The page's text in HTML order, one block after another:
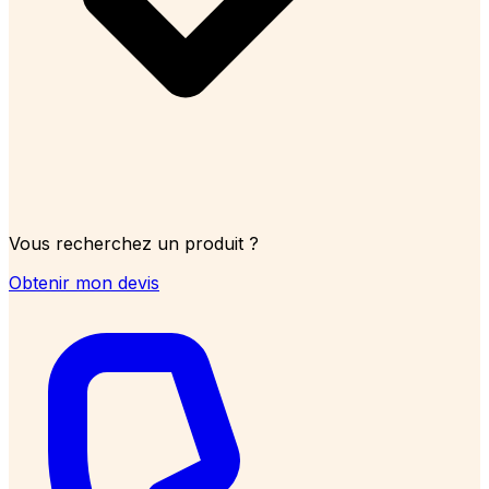
Vous recherchez un produit ?
Obtenir mon devis